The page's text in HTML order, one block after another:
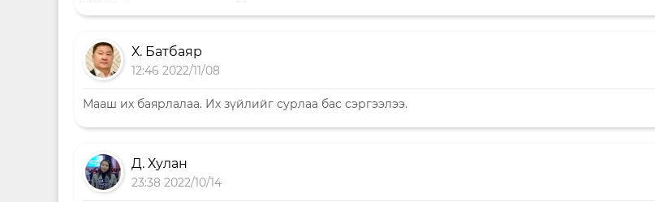
Х. Батбаяр
12:46 2022/11/08
Мааш их баярлалаа. Их зүйлийг сурлаа бас сэргээлээ.
Д. Хулан
23:38 2022/10/14